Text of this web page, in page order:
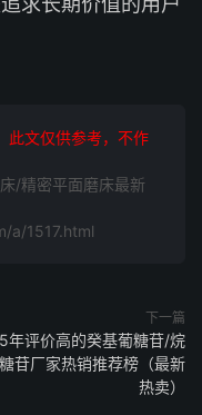
此文仅供参考，不作
/精密平面磨床最新
a/1517.html
下一篇
年评价高的癸基葡糖苷/烷
苷厂家热销推荐榜（最新
热卖）